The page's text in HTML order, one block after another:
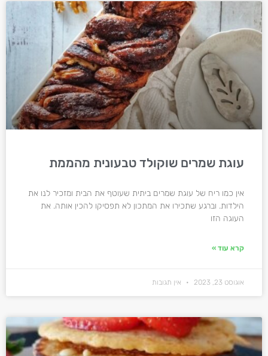
עוגת שמרים שוקולד טבעונית מהממת
אין כמו ריח של עוגת שמרים ביתית שעוטף את הבית ומזכיר לנו את
הילדות. וברגע שתכירו את המתכון לא תפסיקו להכין אותה. את
העוגה הזו
קרא עוד »
אוגוסט 23, 2023 אין תגובות